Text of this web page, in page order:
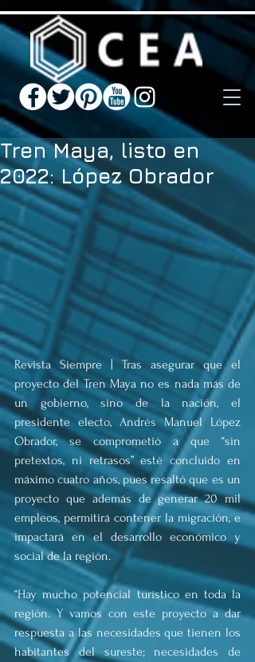
Tren Maya, listo en
2022: López Obrador
Revista Siempre | Tras asegurar que el
proyecto del Tren Maya no es nada más de
un gobierno, sino de la nación, el
presidente electo, Andrés Manuel López
Obrador, se comprometió a que “sin
pretextos, ni retrasos” esté concluido en
máximo cuatro años, pues resaltó que es un
proyecto que además de generar 20 mil
empleos, permitirá contener la migración, e
impactará en el desarrollo económico y
social de la región.
“Hay mucho potencial turístico en toda la
región. Y vamos con este proyecto a dar
respuesta a las necesidades que tienen los
habitantes del sureste; necesidades de